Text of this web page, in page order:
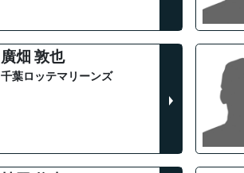
廣畑 敦也
千葉ロッテマリーンズ